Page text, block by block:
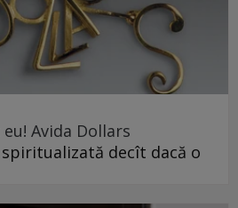
Avida Dollars
decît dacă o